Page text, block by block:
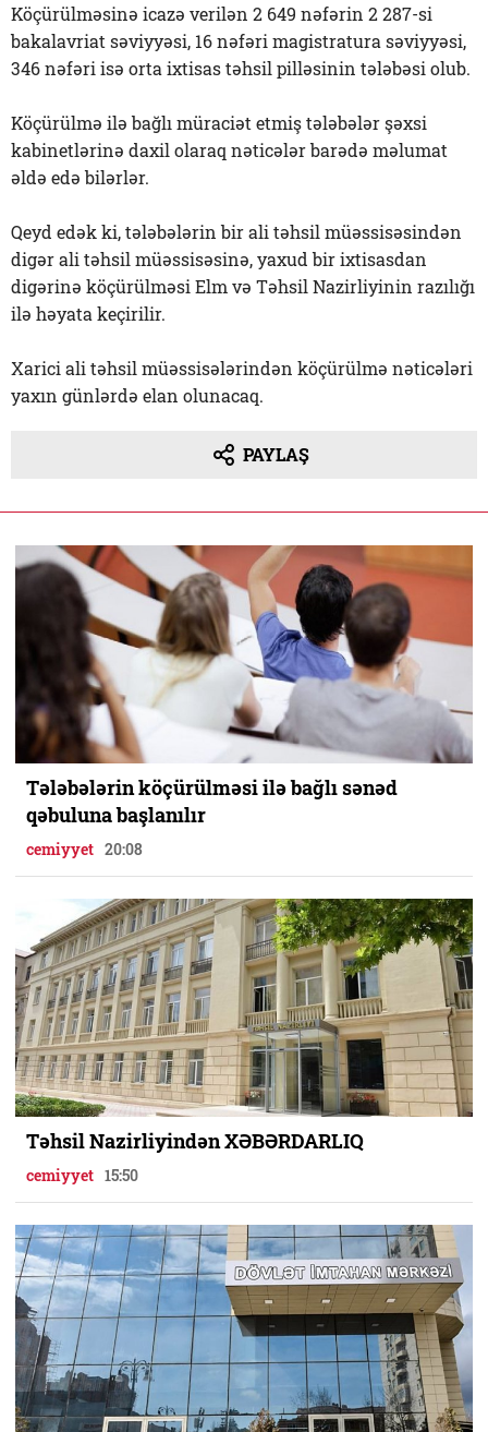
Köçürülməsinə icazə verilən 2 649 nəfərin 2 287-si
bakalavriat səviyyəsi, 16 nəfəri magistratura səviyyəsi,
346 nəfəri isə orta ixtisas təhsil pilləsinin tələbəsi olub.
Köçürülmə ilə bağlı müraciət etmiş tələbələr şəxsi
kabinetlərinə daxil olaraq nəticələr barədə məlumat
əldə edə bilərlər.
Qeyd edək ki, tələbələrin bir ali təhsil müəssisəsindən
digər ali təhsil müəssisəsinə, yaxud bir ixtisasdan
digərinə köçürülməsi Elm və Təhsil Nazirliyinin razılığı
ilə həyata keçirilir.
Xarici ali təhsil müəssisələrindən köçürülmə nəticələri
yaxın günlərdə elan olunacaq.
PAYLAŞ
Tələbələrin köçürülməsi ilə bağlı sənəd
qəbuluna başlanılır
cemiyyet 20:08
Təhsil Nazirliyindən XƏBƏRDARLIQ
cemiyyet 15:50